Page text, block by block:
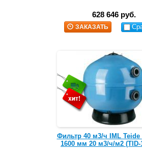
628 646 руб.
ЗАКАЗАТЬ
Фильтр 40 м3/ч IML Teide
1600 мм 20 м3/ч/м2 (TID-